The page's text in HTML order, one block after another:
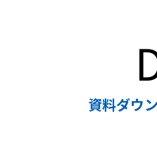
資料ダウ